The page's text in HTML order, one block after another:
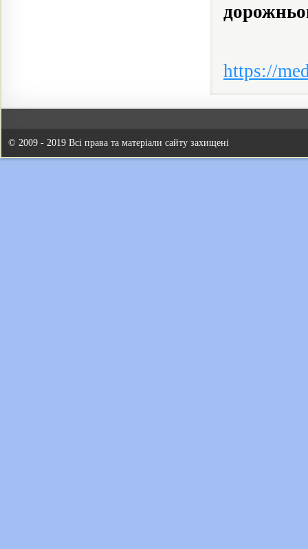
https://
© 2009 - 2019 Всі права та матеріали сайту захищені